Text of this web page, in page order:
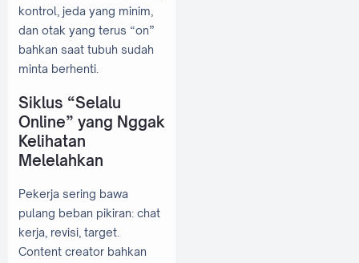
kontrol, jeda yang minim,
dan otak yang terus “on”
bahkan saat tubuh sudah
minta berhenti.
Siklus “Selalu
Online” yang Nggak
Kelihatan
Melelahkan
Pekerja sering bawa
pulang beban pikiran: chat
kerja, revisi, target.
Content creator bahkan